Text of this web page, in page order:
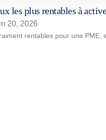
les plus rentables à
20, 2026
rentables pour une